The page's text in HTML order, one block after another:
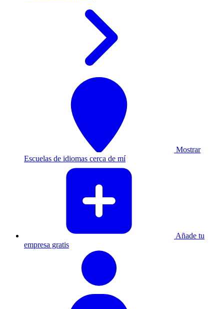
Mostrar
Escuelas de idiomas cerca de mí
Añade tu
empresa gratis